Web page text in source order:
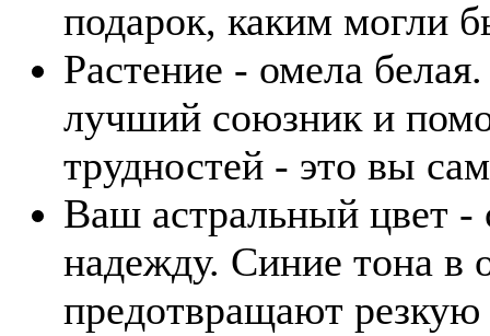
подарок, каким могли
Растение - омела
лучший союзник и
трудностей - это вы
Ваш астральный цвет
надежду. Синие тона в
предотвращают